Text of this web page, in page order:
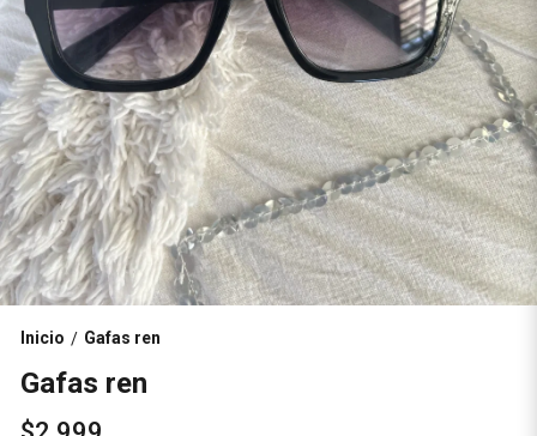
Inicio / Gafas ren
Gafas ren